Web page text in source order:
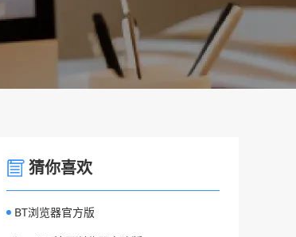
猜你喜欢
BT浏览器官方版